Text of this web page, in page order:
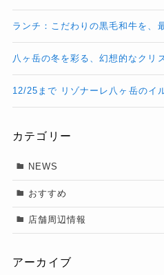
ランチ：こだわりの黒毛和牛を、
八ヶ岳の冬を彩る、幻想的なクリ
12/25まで リゾナーレ八ヶ岳のイ
カテゴリー
NEWS
おすすめ
店舗周辺情報
アーカイブ